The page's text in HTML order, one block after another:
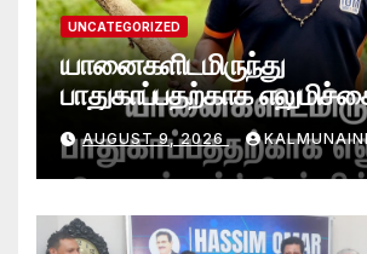
UNCATEGORIZED
யானைகளிடமிருந்து
பாதுகாப்பதற்காக
அமைத்தல்’ ஆய்வில்
என்கிறார் வினோஜ்குமார்
AUGUST 9, 2026